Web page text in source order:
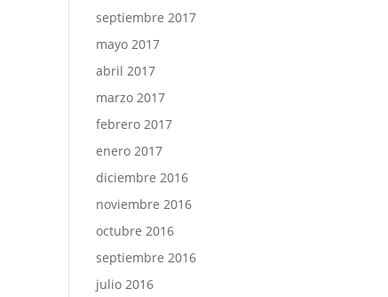
septiembre 2017
mayo 2017
abril 2017
marzo 2017
febrero 2017
enero 2017
diciembre 2016
noviembre 2016
octubre 2016
septiembre 2016
julio 2016